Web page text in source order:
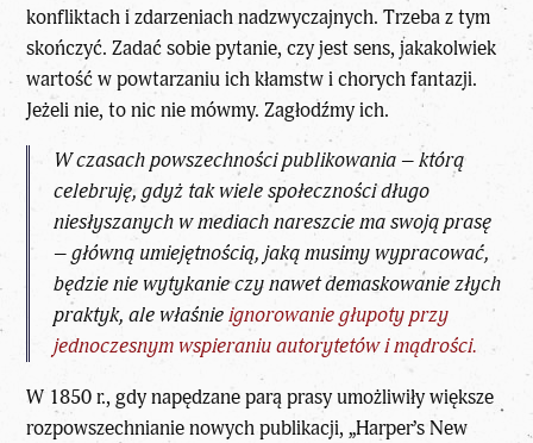
konfliktach i zdarzeniach nadzwyczajnych. Trzeba z tym
skończyć. Zadać sobie pytanie, czy jest sens, jakakolwiek
wartość w powtarzaniu ich kłamstw i chorych fantazji.
Jeżeli nie, to nic nie mówmy. Zagłodźmy ich.
W czasach powszechności publikowania – którą
celebruję, gdyż tak wiele społeczności długo
niesłyszanych w mediach nareszcie ma swoją prasę
– główną umiejętnością, jaką musimy wypracować,
będzie nie wytykanie czy nawet demaskowanie złych
praktyk, ale właśnieignorowanie głupoty przy
jednoczesnym wspieraniu autorytetów i mądrości.
W 1850 r., gdy napędzane parą prasy umożliwiły większe
rozpowszechnianie nowych publikacji, „Harper’s New